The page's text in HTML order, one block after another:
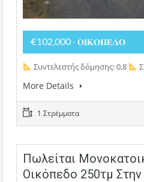
€102,000 - 𝚶𝚰𝚱𝚶𝚷𝚬𝚫𝚶
Συντελεστής δόμησης: 0,8
More Details
1 Στρέμματα
Πωλείται
Οικόπεδο 250τμ Στην